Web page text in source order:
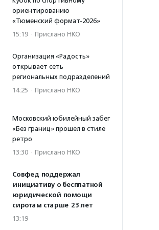
ориентированию
«Тюменский формат-2026»
15:19 · Прислано НКО
Организация «Радость»
открывает сеть
региональных подразделений
14:25 · Прислано НКО
Московский юбилейный забег
«Без границ» прошел в стиле
ретро
13:30 · Прислано НКО
Совфед поддержал
инициативу о бесплатной
юридической помощи
сиротам старше 23 лет
13:19